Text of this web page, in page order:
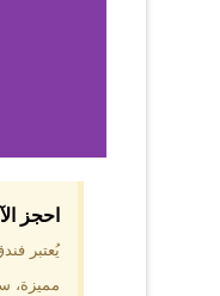
احجز
يُعتبر
مميزة،